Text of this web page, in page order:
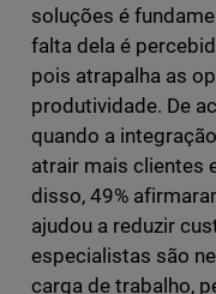
soluções é
falta dela é
pois atrapalha as
produtividade. De
quando a
atrair mais clientes
disso, 49%
ajudou a reduzir
especialistas são
carga de trabalho,